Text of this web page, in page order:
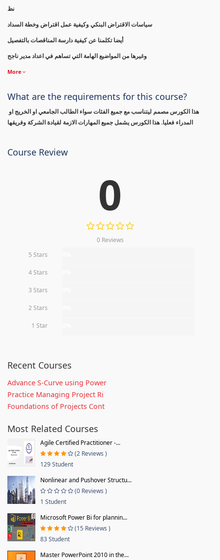
نظ
سياسات الاقتراض البنكي وكيفية عمل اقتراض وخطة السداد
وغيرها من المواضيع الهامة التي تساهم في اعداد مدير ناجح
More
What are the requirements for this course?
المدراء فعليا. هذا الكورس يشمل جميع المهارات الازمة لقيادة الشركة وفريقها
Course Review
0
0 Reviews
5 Stars
4 Stars
3 Stars
2 Stars
1 Star
Recent Courses
Advance S-Curve using Power
Practice Managing Project Ri
Foundations of Projects Cont
Most Related Courses
Agile Certified Practitioner -...
(2 Reviews )
129 Student
Nonlinear and Pushover Structu...
(0 Reviews )
1 Student
Microsoft Power Bi for plannin...
(15 Reviews )
83 Student
Master PowerPoint 2010 in the...